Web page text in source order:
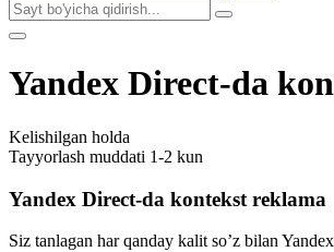
Yandex Direct-da
Kelishilgan holda
Tayyorlash muddati 1-2 kun
Yandex Direct-da kontekst reklama
Siz tanlagan har qanday kalit so’z bilan